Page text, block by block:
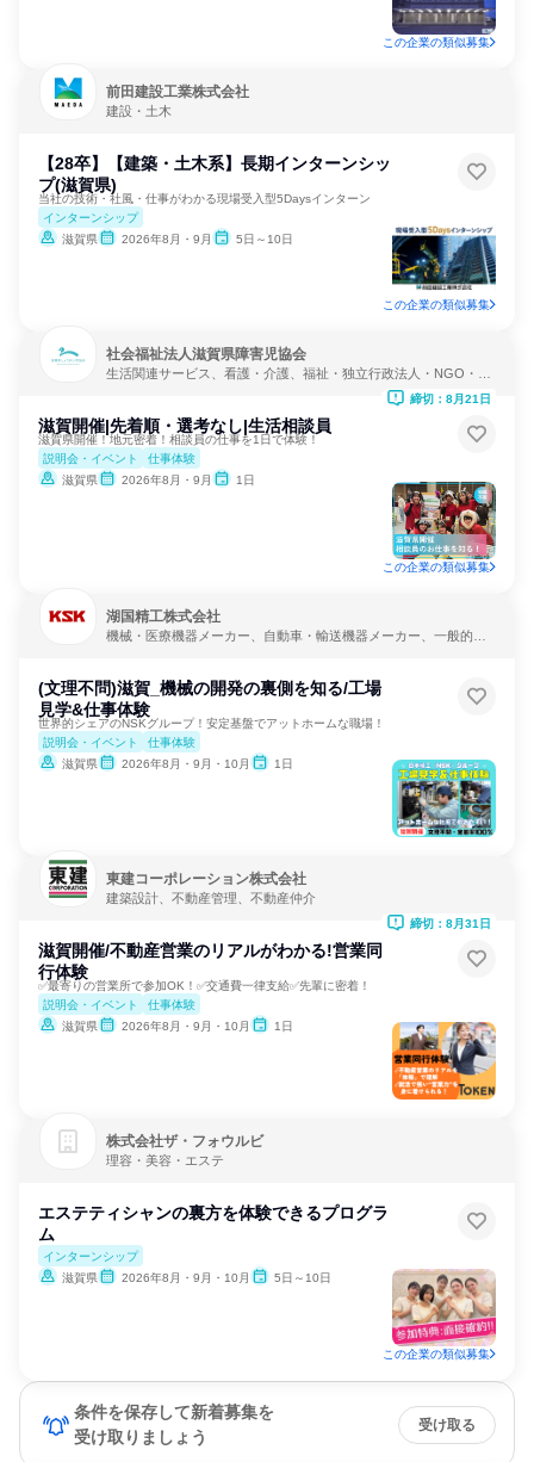
この企業の類似募集
前田建設工業株式会社
建設・土木
【28卒】【建築・土木系】長期インターンシッ
プ(滋賀県)
当社の技術・社風・仕事がわかる現場受入型5Daysインターン
インターンシップ
滋賀県
2026年8月・9月 5日～10日
この企業の類似募集
社会福祉法人滋賀県障害児協会
生活関連サービス、看護・介護、福祉・独立行政法人・NGO・N
滋賀開催|先着順・選考なし|生活相談員
滋賀県開催！地元密着！相談員の仕事を1日で体験！
説明会・イベント
仕事体験
滋賀県
2026年8月・9月 1日
締切：8月21日
この企業の類似募集
湖国精工株式会社
機械・医療機器メーカー、自動車・輸送機器メーカー、一般的な
(文理不問)滋賀_機械の開発の裏側を知る/工場
見学&仕事体験
世界的シェアのNSKグループ！安定基盤でアットホームな職場！
説明会・イベント
仕事体験
滋賀県
2026年8月・9月・10月 1日
東建コーポレーション株式会社
建築設計、不動産管理、不動産仲介
滋賀開催/不動産営業のリアルがわかる!営業同
行体験
✅最寄りの営業所で参加OK！✅交通費一律支給✅先輩に密着！
説明会・イベント
仕事体験
滋賀県
2026年8月・9月・10月 1日
締切：8月31日
株式会社ザ・フォウルビ
理容・美容・エステ
エステティシャンの裏方を体験できるプログラ
ム
インターンシップ
滋賀県
2026年8月・9月・10月 5日～10日
この企業の類似募集
条件を保存して新着募集を
受け取りましょう
受け取る